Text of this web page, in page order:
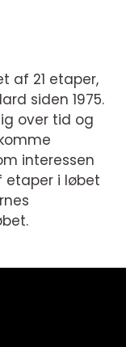
af 21 etaper,
siden 1975.
over tid og
interessen
etaper i løbet